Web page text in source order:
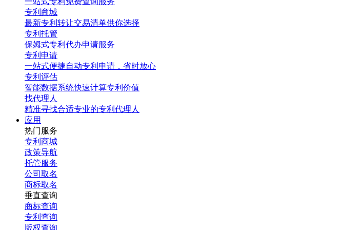
专利商城
最新专利转让交易清单供你选择
专利托管
保姆式专利代办申请服务
专利申请
一站式便捷自动专利申请，省时放心
专利评估
智能数据系统快速计算专利价值
找代理人
精准寻找合适专业的专利代理人
应用
热门服务
专利商城
政策导航
托管服务
公司取名
商标取名
垂直查询
商标查询
专利查询
版权查询